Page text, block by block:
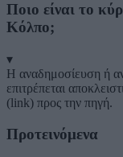
Ποιο είναι το
Κόλπο;
▾
Η αναδημοσίευση ή
επιτρέπεται
(link) προς την πηγή.
Προτεινόμενα